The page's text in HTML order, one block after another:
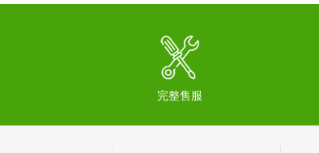
完整售服